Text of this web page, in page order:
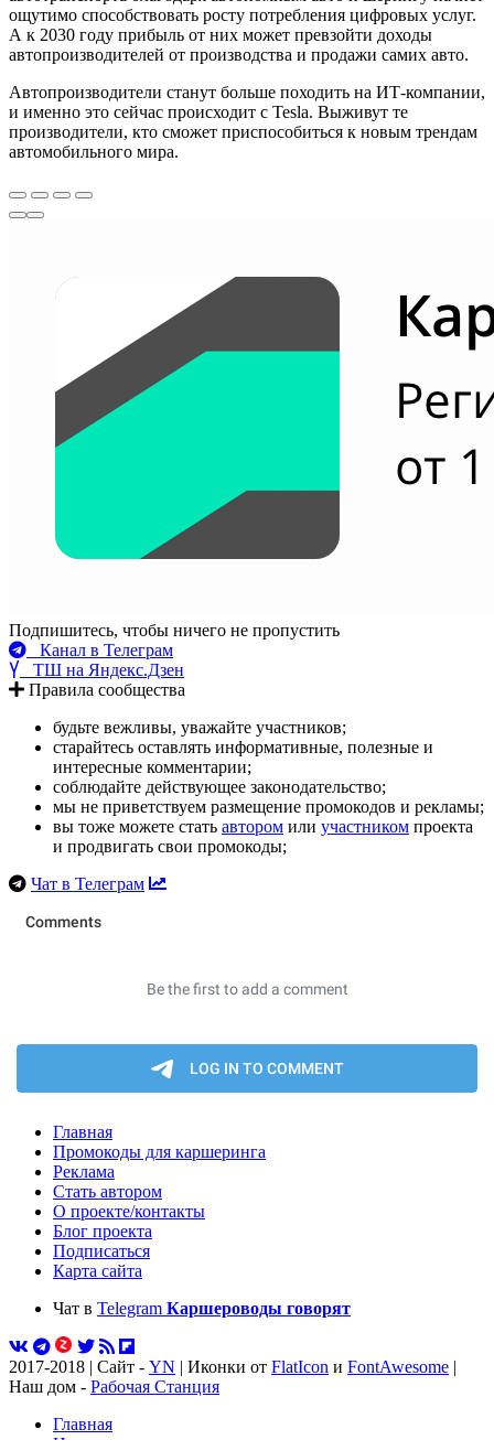
ощутимо способствовать росту потребления цифровых услуг.
А к 2030 году прибыль от них может превзойти доходы
автопроизводителей от производства и продажи самих авто.
Автопроизводители станут больше походить на ИТ-компании,
и именно это сейчас происходит с Tesla. Выживут те
производители, кто сможет приспособиться к новым трендам
автомобильного мира.
Подпишитесь, чтобы ничего не пропустить
Канал в Телеграм
ТШ на Яндекс.Дзен
Правила сообщества
будьте вежливы, уважайте участников;
старайтесь оставлять информативные, полезные и
интересные комментарии;
соблюдайте действующее законодательство;
мы не приветствуем размещение промокодов и рекламы;
вы тоже можете стать автором или участником проекта
и продвигать свои промокоды;
Чат в Телеграм
Главная
Промокоды для каршеринга
Реклама
Стать автором
О проекте/контакты
Блог проекта
Подписаться
Карта сайта
Чат в Telegram Каршероводы говорят
2017-2018 | Сайт - YN | Иконки от FlatIcon и FontAwesome |
Наш дом - Рабочая Станция
Главная